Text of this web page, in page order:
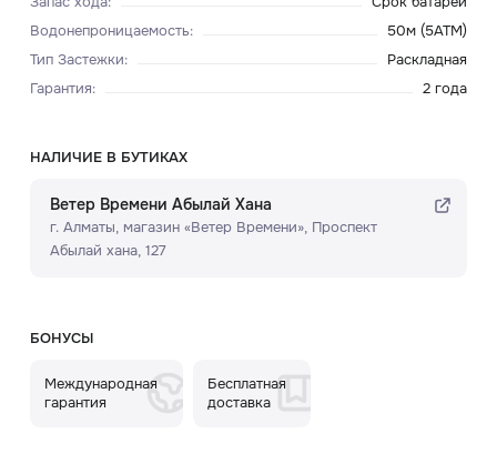
Водонепроницаемость:
50м (5ATM)
Тип Застежки:
Раскладная
Гарантия: 2 года
НАЛИЧИЕ В БУТИКАХ
Ветер Времени Абылай Хана
г. Алматы, ​магазин «Ветер Времени»​, Проспект
Абылай хана, 127
БОНУСЫ
Международная
гарантия
Бесплатная
доставка